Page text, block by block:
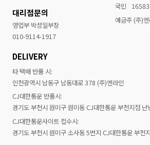
대리점문의
영업부 박성일부장
010-9114-1917
국민
예금주 (주)
DELIVERY
타 택배 반품 시:
인천광역시 남동구 남동대로 378 (주)엔라인
CJ대한통운 반품시:
경기도 부천시 원미구 원미동 CJ대한통운 부천지점 난
CJ대한통운사이트 접수시:
경기도 부천시 원미구 소사동 5번지 CJ대한통운 부천